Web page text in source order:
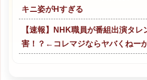
キニ姿がHすぎる
【速報】NHK職員が番組出演タレ
害！？←コレマジならヤバくねー